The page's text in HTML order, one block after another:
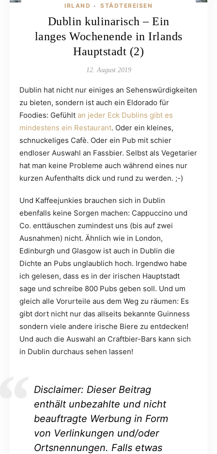
RLAND
• STÄDTEREISEN
Dublin kulinarisch – Ein
langes Wochenende in Irlands
Hauptstadt (2)
12. August 2019
Dublin hat nicht nur einiges an Sehenswürdigkeiten
zu bieten, sondern ist auch ein Eldorado für
Foodies: Gefühlt an jeder Eck Dublins gibt es
mindestens ein Restaurant. Oder ein kleines,
schnuckeliges Cafè. Oder ein Pub mit schier
endloser Auswahl an Fassbier. Selbst als Vegetarier
hat man keine Probleme auch während eines nur
kurzen Aufenthalts dick und rund zu werden. ;-)
Und Kaffeejunkies brauchen sich in Dublin
ebenfalls keine Sorgen machen: Cappuccino und
Co. enttäuschen zumindest uns (bis auf zwei
Ausnahmen) nicht. Ähnlich wie in London,
Edinburgh und Glasgow ist auch in Dublin die
Dichte an Pubs unglaublich hoch. Irgendwo habe
ich gelesen, dass es in der irischen Hauptstadt
sage und schreibe 800 Pubs geben soll. Und um
gleich alle Vorurteile aus dem Weg zu räumen: Es
gibt dort nicht nur das allseits bekannte Guinness
sondern viele andere irische Biere zu entdecken!
Und auch die Auswahl an Craftbier-Bars kann sich
in Dublin durchaus sehen lassen!
Disclaimer: Dieser Beitrag
enthält unbezahlte und nicht
beauftragte Werbung in Form
von Verlinkungen und/oder
Ortsnennungen. Falls etwas